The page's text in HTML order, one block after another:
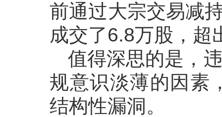
前通过大宗交易减
成交了6.8万股，超
值得深思的是，
规意识淡薄的因素
结构性漏洞。